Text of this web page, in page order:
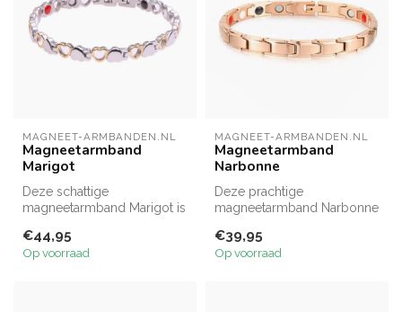
MAGNEET-ARMBANDEN.NL
Magneetarmband
Marigot
Deze schattige
magneetarmband Marigot is
is verkrijg...
€44,95
Op voorraad
MAGNEET-ARMBANDEN.NL
Magneetarmband
Narbonne
Deze prachtige
magneetarmband Narbonne
roségouden scha...
€39,95
Op voorraad